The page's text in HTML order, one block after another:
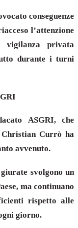
conseguenze
l’attenzione
privata
durante i turni
ASGRI, che
Currò ha
avvenuto.
svolgono un
ma continuano
rispetto alle
giorno.